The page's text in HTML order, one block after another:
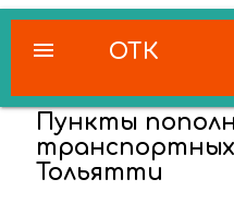
ОТК
menu
Пункты
транспортных
Тольятти